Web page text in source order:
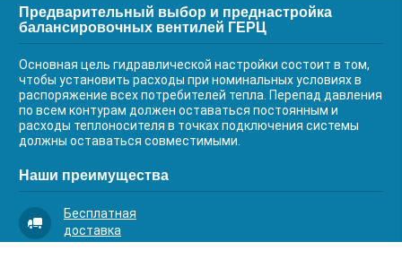
Предварительный выбор и преднастройка
балансировочных вентилей ГЕРЦ
Основная цель гидравлической настройки состоит в том,
чтобы установить расходы при номинальных условиях в
распоряжение всех потребителей тепла. Перепад давления
по всем контурам должен оставаться постоянным и
расходы теплоносителя в точках подключения системы
должны оставаться совместимыми.
Наши преимущества
Бесплатная
доставка